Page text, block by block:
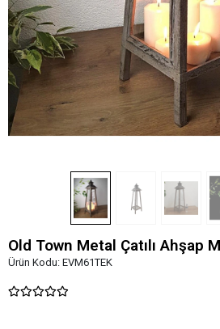
Old Town Metal Çatılı Ahşap
Ürün Kodu: EVM61TEK